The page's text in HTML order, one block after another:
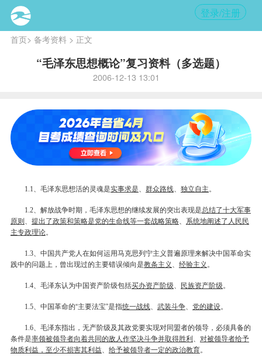
登录/注册
首页> 备考资料> 正文
“毛泽东思想概论”复习资料（多选题）
2006-12-13 13:01
1.1 、毛泽东思想活的灵魂是实事求是 群众路线、 独立自主。
1.2、解放战争时期，毛泽东思想的继续发展的突出表现是总结了十大军事
原则、 提出了政策和策略是党的生命线等一套战略策略、 系统地阐述了人民民
主专政理论。
1.3、中国共产党人在如何运用马克思列宁主义普遍原理来解决中国革命实
践中的问题上，曾出现过的主要错误倾向是教条主义 经验主义 。
1.4、毛泽东认为中国资产阶级包括买办资产阶级 民族资产阶级。
1.5、中国革命的“主要法宝”是指统一战线、 武装斗争、 党的建设。
1.6、毛泽东指出，无产阶级及其政党要实现对同盟者的领导，必须具备的
条件是率领被领导者向着共同的敌人作坚决斗争并取得胜利
对被领导者给予
物质利益，至少不损害其利益
给予被领导者一定的政治教育。